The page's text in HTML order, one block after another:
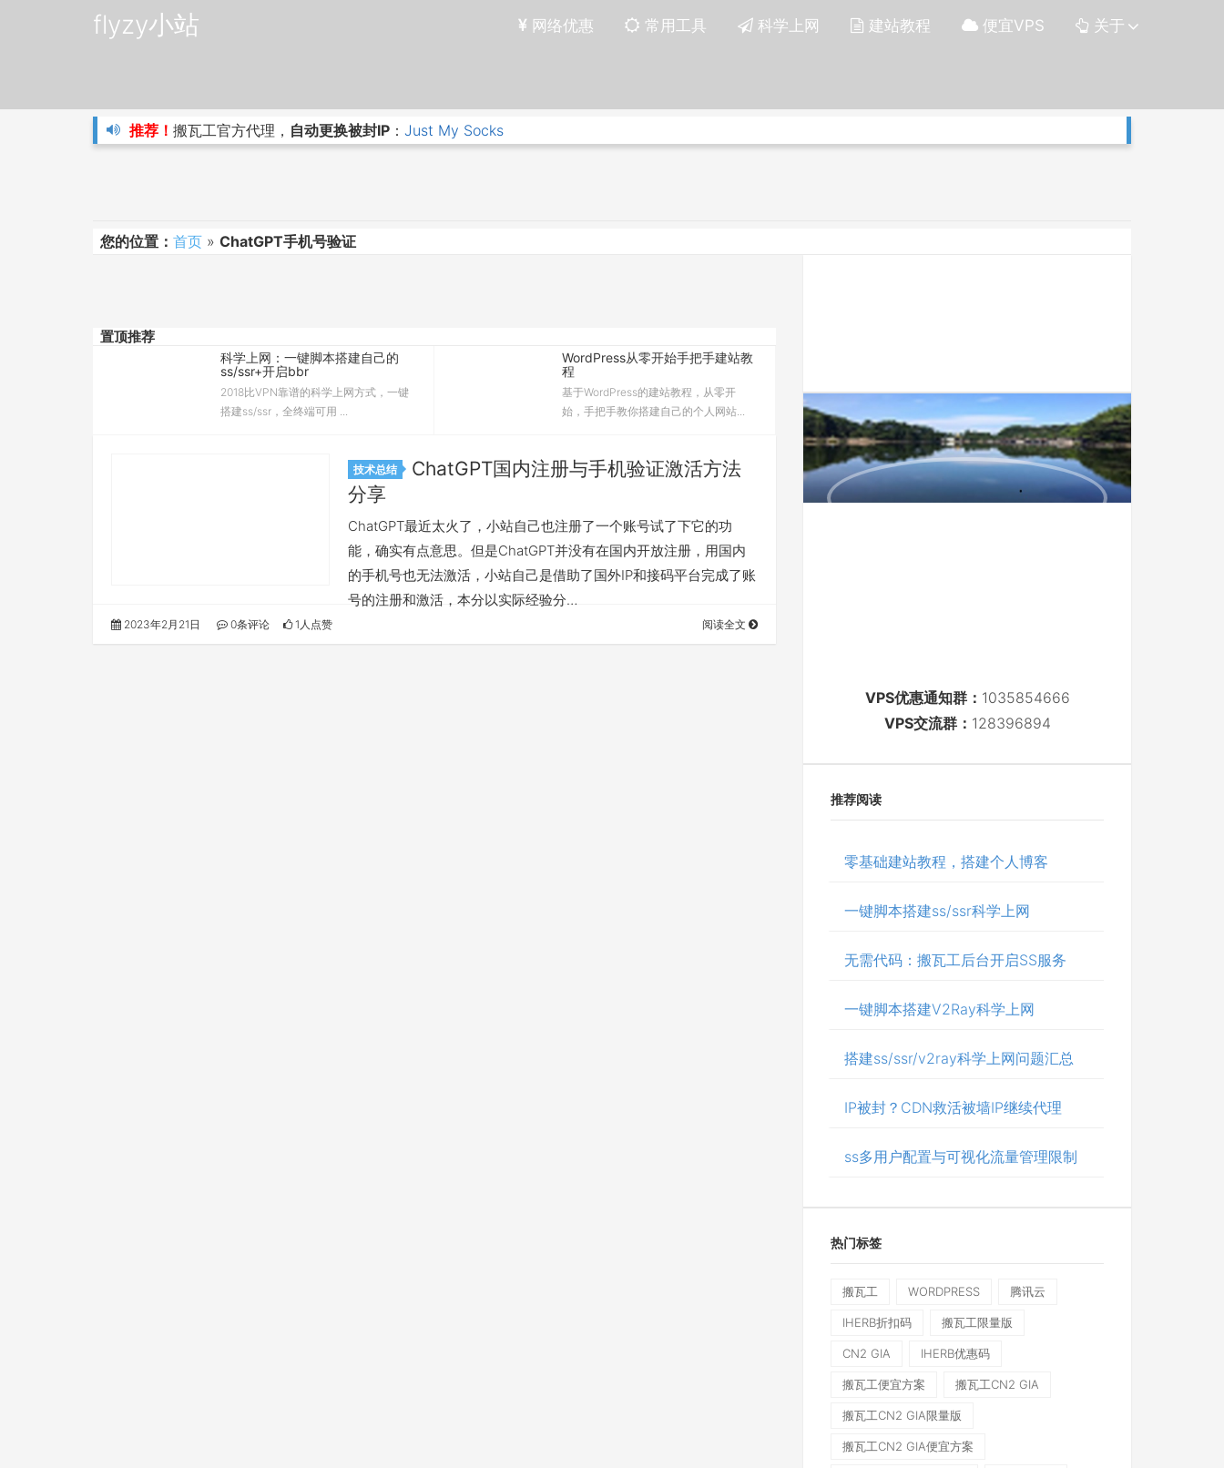
flyzy小站 网络优惠 常用工具 科学上网 建站教程 便宜VPS 关于
推荐！ 搬瓦工官方代理， 自动更换被封IP ： Just My Socks
您的位置： 首页 » ChatGPT手机号验证
置顶推荐
科学上网：一键脚本搭建自己的
ss/ssr+开启bbr
2018比VPN靠谱的科学上网方式，一键
搭建ss/ssr，全终端可用 ...
WordPress从零开始手把手建站教
程
基于WordPress的建站教程，从零开
始，手把手教你搭建自己的个人网站...
技术总结
ChatGPT国内注册与手机验证激活方法
分享
ChatGPT最近太火了，小站自己也注册了一个账号试了下它的功
能，确实有点意思。但是ChatGPT并没有在国内开放注册，用国内
的手机号也无法激活，小站自己是借助了国外IP和接码平台完成了账
号的注册和激活，本分以实际经验分…
2023年2月21日 0条评论 1人点赞 阅读全文
VPS优惠通知群： 1035854666
VPS交流群： 128396894
推荐阅读
零基础建站教程，搭建个人博客
一键脚本搭建ss/ssr科学上网
无需代码：搬瓦工后台开启SS服务
一键脚本搭建V2Ray科学上网
搭建ss/ssr/v2ray科学上网问题汇总
IP被封？CDN救活被墙IP继续代理
ss多用户配置与可视化流量管理限制
热门标签
搬瓦工 WORDPRESS 腾讯云
IHERB折扣码 搬瓦工限量版
CN2 GIA IHERB优惠码
搬瓦工便宜方案 搬瓦工CN2 GIA
搬瓦工CN2 GIA限量版
搬瓦工CN2 GIA便宜方案